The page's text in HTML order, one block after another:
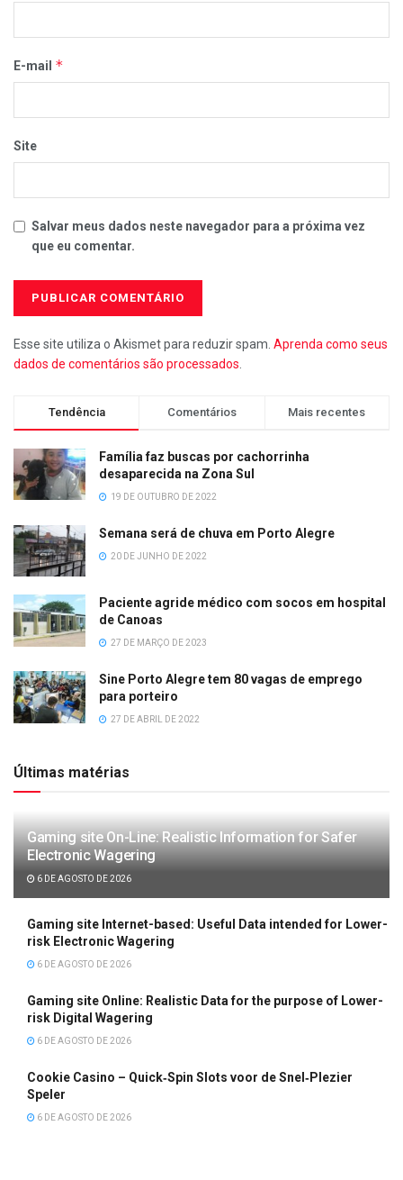
E-mail *
Site
Salvar meus dados neste navegador para a próxima vez
que eu comentar.
Esse site utiliza o Akismet para reduzir spam. Aprenda como seus
dados de comentários são processados
Tendência Comentários Mais recentes
Família faz buscas por cachorrinha
desaparecida na Zona Sul
19 DE OUTUBRO DE 2022
Semana será de chuva em Porto Alegre
20 DE JUNHO DE 2022
Paciente agride médico com socos em hospital
de Canoas
27 DE MARÇO DE 2023
Sine Porto Alegre tem 80 vagas de emprego
para porteiro
27 DE ABRIL DE 2022
Últimas matérias
Gaming site On-Line: Realistic Information for Safer
Electronic Wagering
6 DE AGOSTO DE 2026
Gaming site Internet-based: Useful Data intended for Lower-
risk Electronic Wagering
6 DE AGOSTO DE 2026
Gaming site Online: Realistic Data for the purpose of Lower-
risk Digital Wagering
6 DE AGOSTO DE 2026
Cookie Casino – Quick‑Spin Slots voor de Snel‑Plezier
Speler
6 DE AGOSTO DE 2026